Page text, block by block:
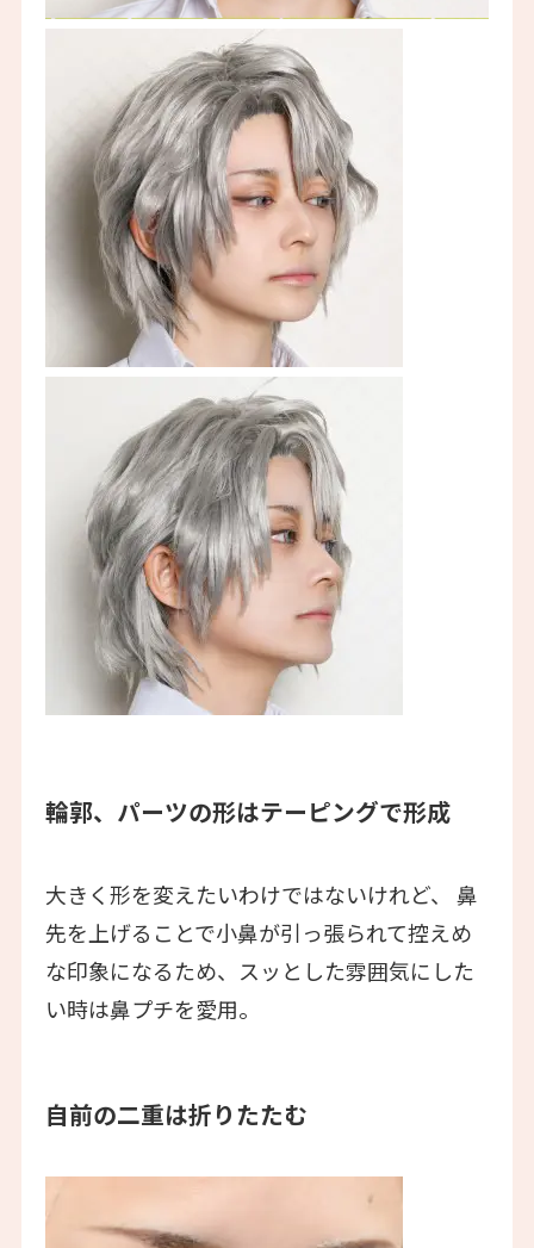
輪郭、パーツの形はテーピングで形成
大きく形を変えたいわけではないけれど、 鼻
先を上げることで小鼻が引っ張られて控えめ
な印象になるため、スッとした雰囲気にした
い時は鼻プチを愛用。
自前の二重は折りたたむ